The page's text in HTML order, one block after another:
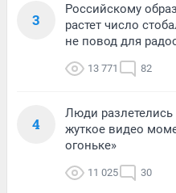
3
Российскому
растет число
не повод для
13 771 82
4
Люди
жуткое видео
огоньке»
11 025 30